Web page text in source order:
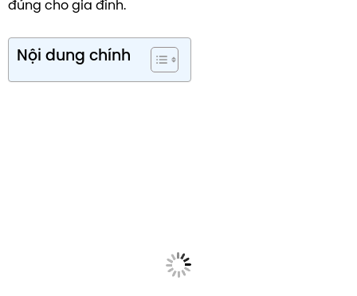
đúng cho gia đình.
Nội dung chính